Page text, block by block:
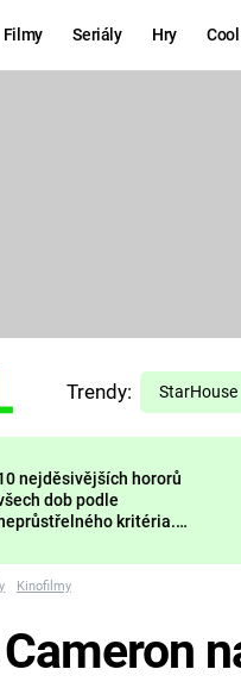
Filmy Seriály Hry
PREDÁTOR
Trendy: StarHouse
nejděsivějších hororů
dob podle
kritéria.
zvednou tep?
Kinofilmy